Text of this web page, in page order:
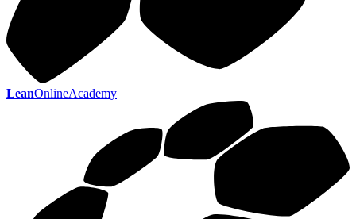
LeanOnlineAcademy